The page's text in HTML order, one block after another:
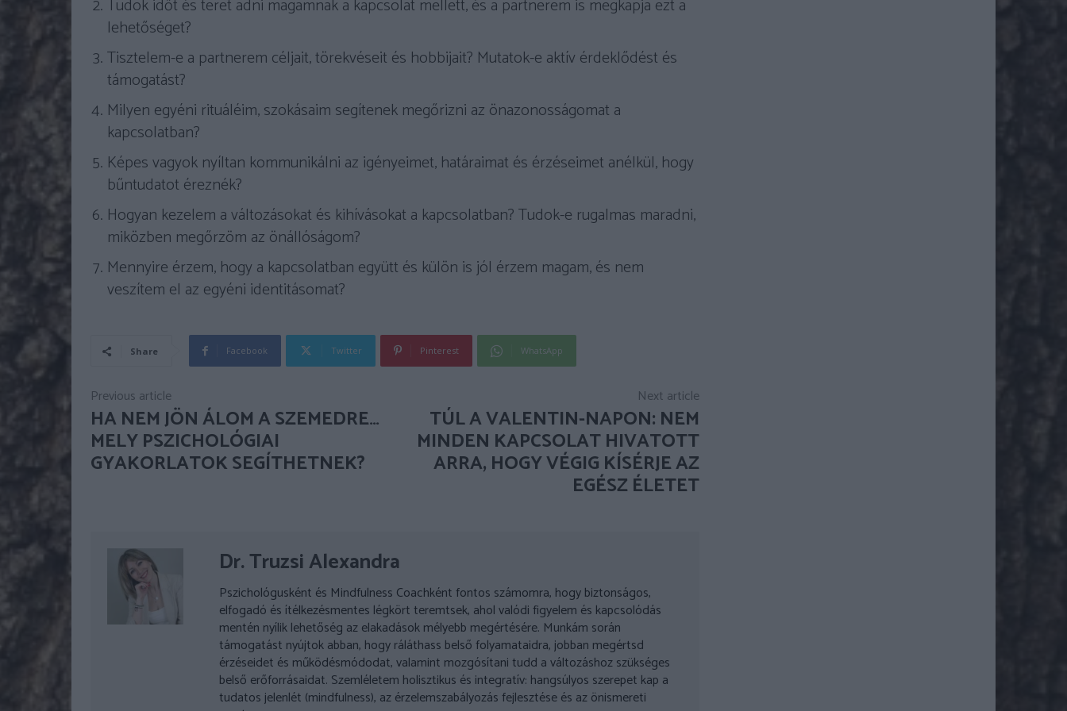
Tudok időt és teret adni magamnak a kapcsolat mellett, és a partnerem is megkapja ezt a
lehetőséget?
Tisztelem-e a partnerem céljait, törekvéseit és hobbijait? Mutatok-e aktív érdeklődést és
támogatást?
Milyen egyéni rituáléim, szokásaim segítenek megőrizni az önazonosságomat a
kapcsolatban?
Képes vagyok nyíltan kommunikálni az igényeimet, határaimat és érzéseimet anélkül, hogy
bűntudatot éreznék?
Hogyan kezelem a változásokat és kihívásokat a kapcsolatban? Tudok-e rugalmas maradni,
miközben megőrzöm az önállóságom?
Mennyire érzem, hogy a kapcsolatban együtt és külön is jól érzem magam, és nem
veszítem el az egyéni identitásomat?
Share Facebook Twitter Pinterest WhatsApp
Previous article
HA NEM JÖN ÁLOM A SZEMEDRE…
MELY PSZICHOLÓGIAI
GYAKORLATOK SEGÍTHETNEK?
Next article
TÚL A VALENTIN-NAPON: NEM
MINDEN KAPCSOLAT HIVATOTT
ARRA, HOGY VÉGIG KÍSÉRJE AZ
EGÉSZ ÉLETET
Dr. Truzsi Alexandra
Pszichológusként és Mindfulness Coachként fontos számomra, hogy biztonságos,
elfogadó és ítélkezésmentes légkört teremtsek, ahol valódi figyelem és kapcsolódás
mentén nyílik lehetőség az elakadások mélyebb megértésére. Munkám során
támogatást nyújtok abban, hogy ráláthass belső folyamataidra, jobban megértsd
érzéseidet és működésmódodat, valamint mozgósítani tudd a változáshoz szükséges
belső erőforrásaidat. Szemléletem holisztikus és integratív: hangsúlyos szerepet kap a
tudatos jelenlét (mindfulness), az érzelemszabályozás fejlesztése és az önismereti